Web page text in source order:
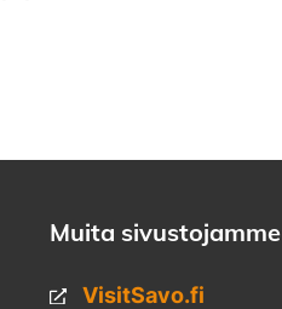
Muita sivustojamme
VisitSavo.fi